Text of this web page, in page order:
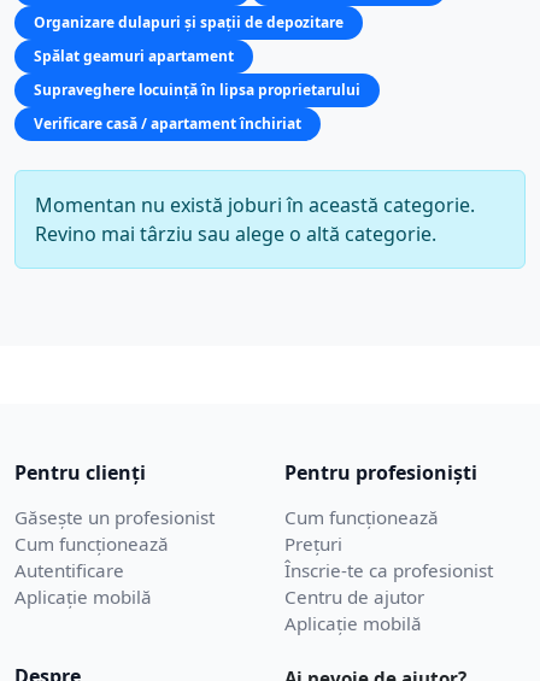
Organizare dulapuri și spații de depozitare
Spălat geamuri apartament
Supraveghere locuință în lipsa proprietarului
Verificare casă / apartament închiriat
Momentan nu există joburi în această categorie.
Revino mai târziu sau alege o altă categorie.
Pentru clienți
Găsește un profesionist
Cum funcționează
Autentificare
Aplicație mobilă
Pentru profesioniști
Cum funcționează
Prețuri
Înscrie-te ca profesionist
Centru de ajutor
Aplicație mobilă